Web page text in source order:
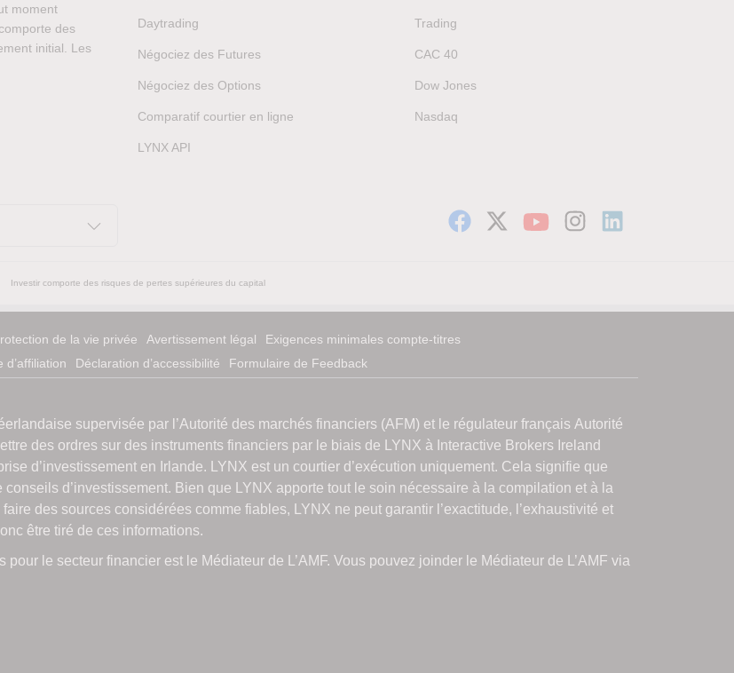
moment
des
initial. Les
Daytrading
Négociez des Futures
Négociez des Options
Comparatif courtier en ligne
LYNX API
Trading
CAC 40
Dow Jones
Nasdaq
Investir comporte des risques de pertes supérieures du capital
de la vie privée Avertissement légal
Exigences minimales compte-titres
d’affiliation Déclaration d’accessibilité Formulaire de Feedback